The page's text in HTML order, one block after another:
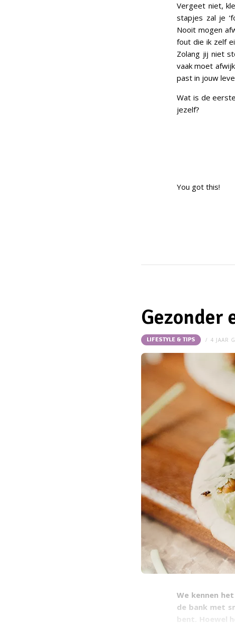
Vergeet niet,
stapjes zal je
Nooit mogen
fout die ik zelf
Zolang jij niet
vaak moet
past in jouw
Wat is de
jezelf?
You got this!
Gezonder
LIFESTYLE & TIPS 4 JAAR
We kennen
de bank met
bent. Hoewel